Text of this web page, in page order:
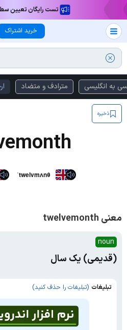
تست رایگان تعیین
خرید اشتراک
به انگلیسی مترادف و متضاد
ذخیره
ˈtwelvmʌnθ
معنی twelvemonth
noun
(قدیمی) یک سال
تبلیغات (تبلیغات را حذف کنید)